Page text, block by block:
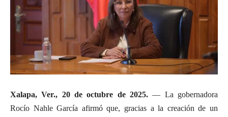
Xalapa, Ver., 20 de octubre de 2025. — La gobernadora
Rocío Nahle García afirmó que, gracias a la creación de un